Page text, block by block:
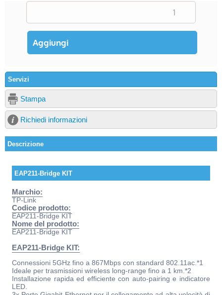
Servizi
Stampa
Richiedi informazioni
Descrizione
EAP211-Bridge KIT
Marchio:
TP-Link
Codice prodotto:
EAP211-Bridge KIT
Nome del prodotto:
EAP211-Bridge KIT
EAP211-Bridge KIT:
Connessioni 5GHz fino a 867Mbps con standard 802.11ac.*1
Ideale per trasmissioni wireless long-range fino a 1 km.*2
Installazione rapida ed efficiente con auto-pairing e indicatore
LED.